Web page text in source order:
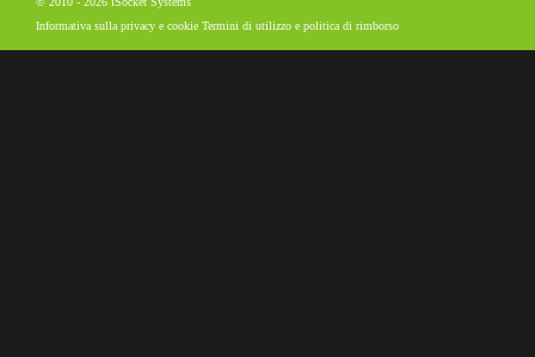
Informativa sulla privacy e cookie Termini di utilizzo e politica di rimborso